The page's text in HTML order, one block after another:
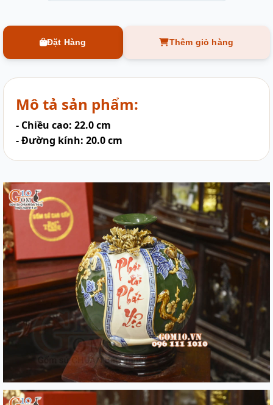
Đặt Hàng Thêm giỏ hàng
Mô tả sản phẩm:
- Chiều cao: 22.0 cm
- Đường kính: 20.0 cm